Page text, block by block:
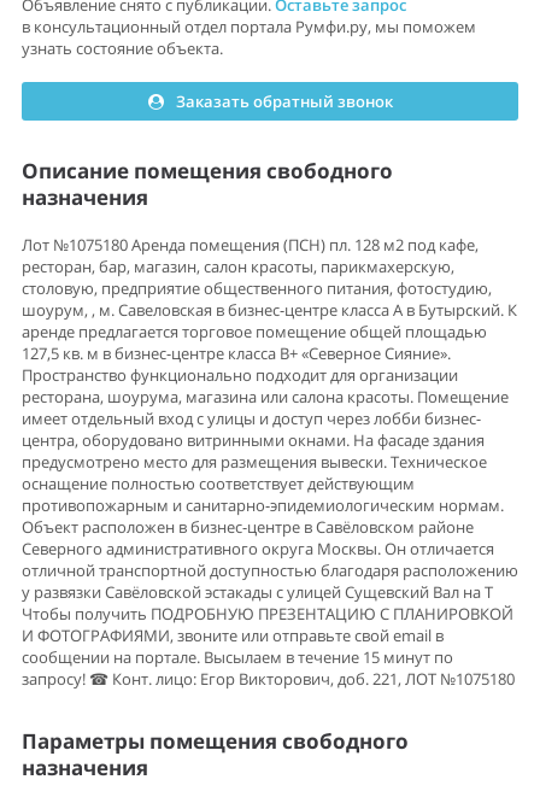
Объявление снято с публикации.Оставьте запрос
в консультационный отдел портала Румфи.ру, мы поможем
узнать состояние объекта.
Заказать обратный звонок
Описание помещения свободного
назначения
Лот №1075180 Аренда помещения (ПСН) пл. 128 м2 под кафе,
ресторан, бар, магазин, салон красоты, парикмахерскую,
столовую, предприятие общественного питания, фотостудию,
шоурум, , м. Савеловская в бизнес-центре класса А в Бутырский. К
аренде предлагается торговое помещение общей площадью
127,5 кв. м в бизнес-центре класса В+ «Северное Сияние».
Пространство функционально подходит для организации
ресторана, шоурума, магазина или салона красоты. Помещение
имеет отдельный вход с улицы и доступ через лобби бизнес-
центра, оборудовано витринными окнами. На фасаде здания
предусмотрено место для размещения вывески. Техническое
оснащение полностью соответствует действующим
противопожарным и санитарно-эпидемиологическим нормам.
Объект расположен в бизнес-центре в Савёловском районе
Северного административного округа Москвы. Он отличается
отличной транспортной доступностью благодаря расположению
у развязки Савёловской эстакады с улицей Сущевский Вал на Т
Чтобы получить ПОДРОБНУЮ ПРЕЗЕНТАЦИЮ С ПЛАНИРОВКОЙ
И ФОТОГРАФИЯМИ, звоните или отправьте свой email в
сообщении на портале. Высылаем в течение 15 минут по
запросу! ☎ Конт. лицо: Егор Викторович, доб. 221, ЛОТ №1075180
Параметры помещения свободного
назначения